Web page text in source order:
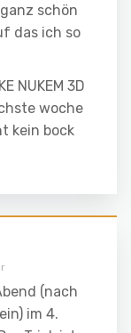
schön
das ich so
NUKEM 3D
woche
kein bock
(nach
im 4.